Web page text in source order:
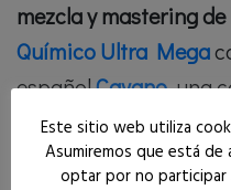
mezcla y mastering de
Químico Ultra Mega
españolCavano, una
que arreglé el sonido
los medios
Este sitio web utiliza
Asumiremos que está
optar por no participar